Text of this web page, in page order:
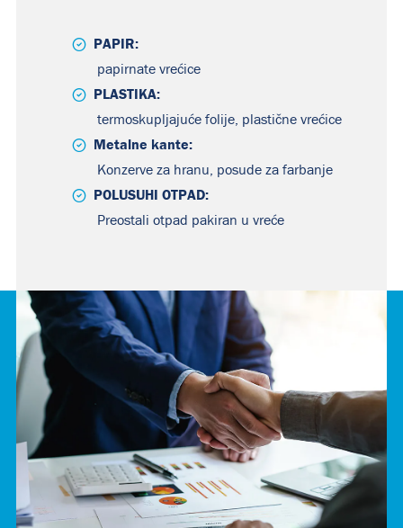
PAPIR:
papirnate vrećice
PLASTIKA:
termoskupljajuće folije, plastične vrećice
Metalne kante:
Konzerve za hranu, posude za farbanje
POLUSUHI OTPAD:
Preostali otpad pakiran u vreće